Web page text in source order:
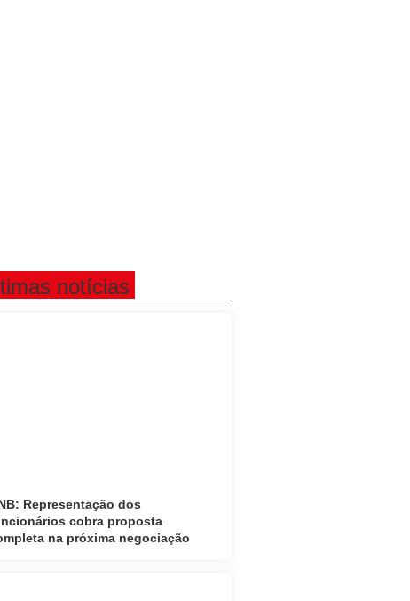
notícias
Representação dos
cobra proposta
na próxima negociação